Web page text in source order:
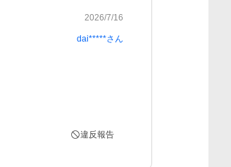
2026/7/16
dai*****さん
違反報告